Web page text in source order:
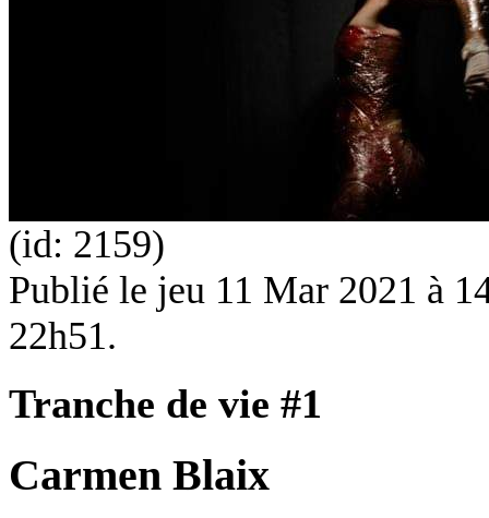
(id: 2159)
Publié le jeu 11 Mar 2021 à
22h51.
Tranche de vie #1
Carmen Blaix